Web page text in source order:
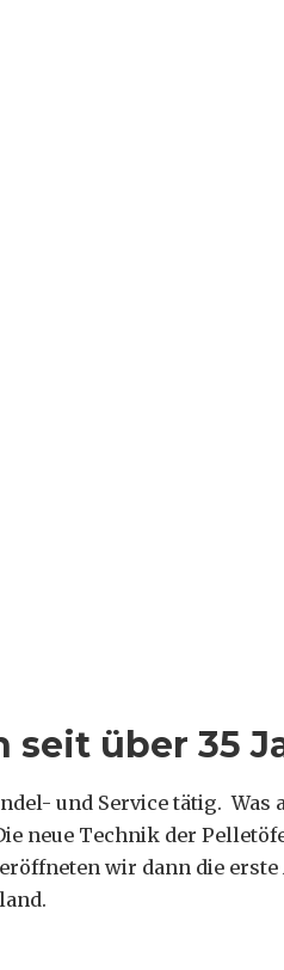
seit über 35
und Service tätig. Was
neue Technik der
wir dann die